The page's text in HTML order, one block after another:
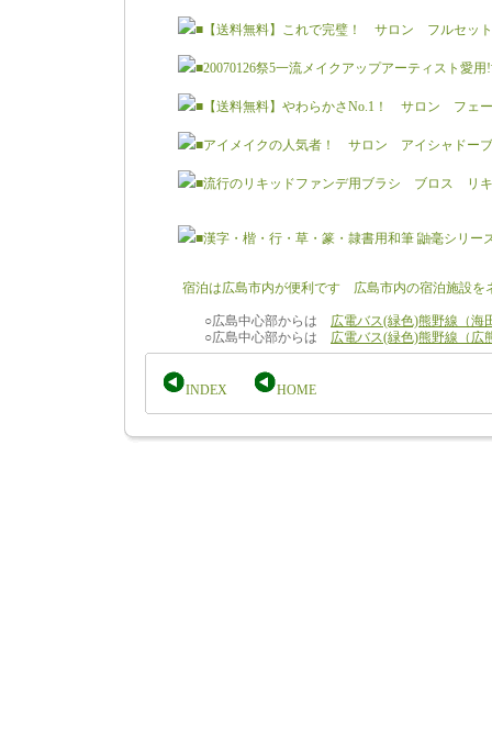
■【送料無料】これで完璧！ サロン フルセ
■20070126祭5一流メイクアップアーティスト愛
■【送料無料】やわらかさNo.1！ サロン フェ
■アイメイクの人気者！ サロン アイシャドー
■流行のリキッドファンデ用ブラシ ブロス リ
■漢字・楷・行・草・篆・隷書用和筆 鼬毫シリー
宿泊は広島市内が便利です 広島市内の宿泊施設を
○広島中心部からは 広電バス(緑色)熊野線（海
○広島中心部からは 広電バス(緑色)熊野線（広
INDEX HOME